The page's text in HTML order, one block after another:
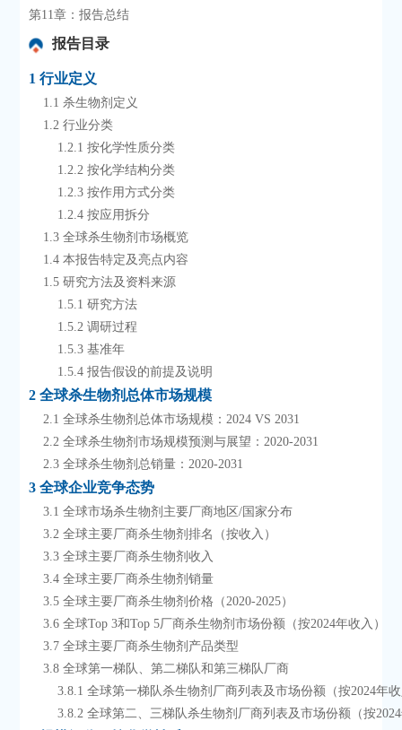
第11章：报告总结
报告目录
1 行业定义
    1.1 杀生物剂定义
    1.2 行业分类
        1.2.1 按化学性质分类
        1.2.2 按化学结构分类
        1.2.3 按作用方式分类
        1.2.4 按应用拆分
    1.3 全球杀生物剂市场概览
    1.4 本报告特定及亮点内容
    1.5 研究方法及资料来源
        1.5.1 研究方法
        1.5.2 调研过程
        1.5.3 基准年
        1.5.4 报告假设的前提及说明
2 全球杀生物剂总体市场规模
    2.1 全球杀生物剂总体市场规模：2024 VS 2031
    2.2 全球杀生物剂市场规模预测与展望：2020-2031
    2.3 全球杀生物剂总销量：2020-2031
3 全球企业竞争态势
    3.1 全球市场杀生物剂主要厂商地区/国家分布
    3.2 全球主要厂商杀生物剂排名（按收入）
    3.3 全球主要厂商杀生物剂收入
    3.4 全球主要厂商杀生物剂销量
    3.5 全球主要厂商杀生物剂价格（2020-2025）
    3.6 全球Top 3和Top 5厂商杀生物剂市场份额（按2024年收入）
    3.7 全球主要厂商杀生物剂产品类型
    3.8 全球第一梯队、第二梯队和第三梯队厂商
3.8.1 全球第一梯队杀生物剂厂商列表及市场份额（按2024年
3.8.2 全球第二、三梯队杀生物剂厂商列表及市场份额（按